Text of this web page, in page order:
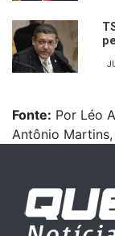
Fonte: Por Léo
Antônio